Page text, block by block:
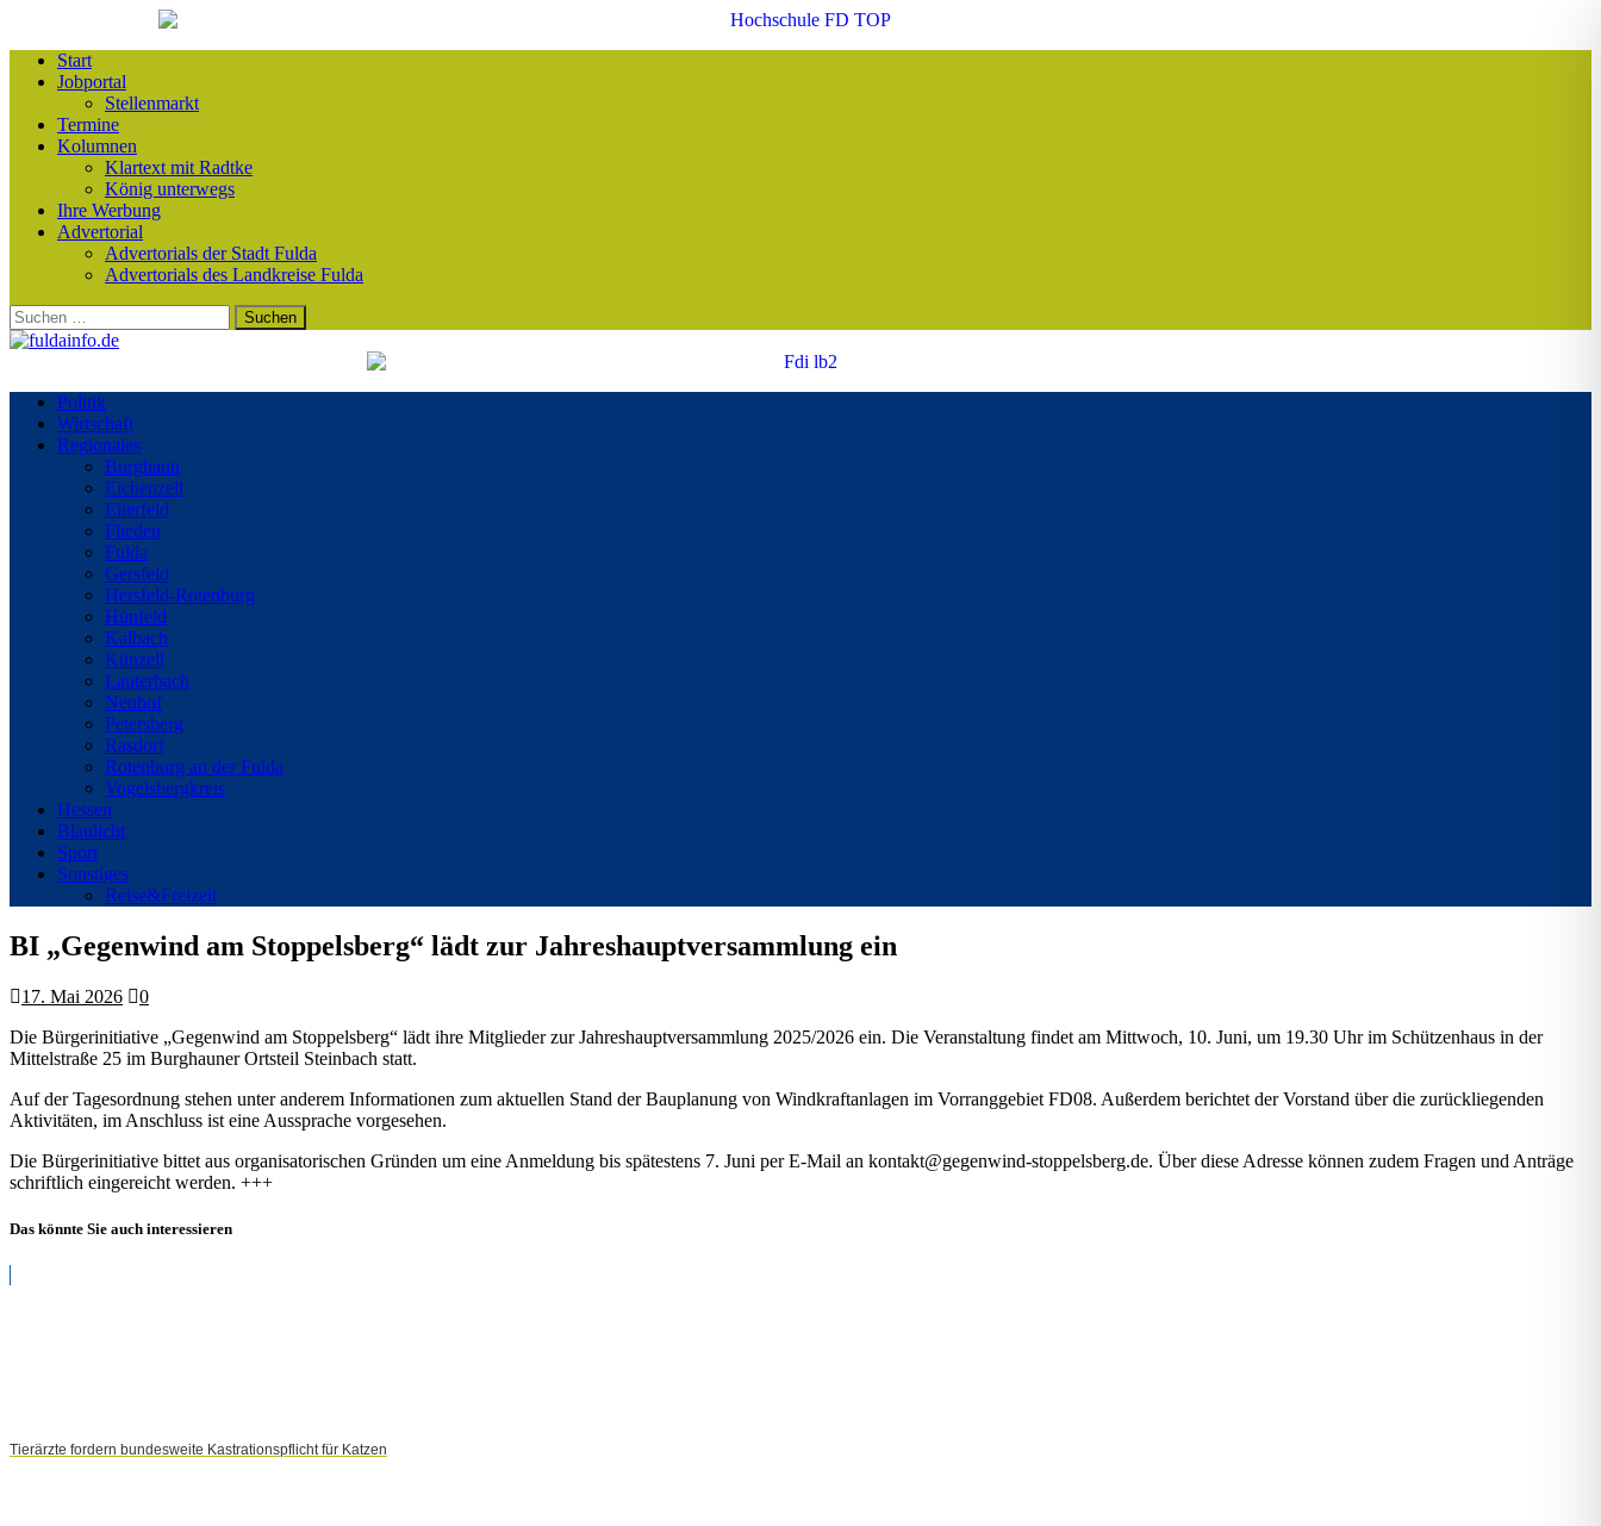
Start
Jobportal
Stellenmarkt
Termine
Kolumnen
Klartext mit Radtke
König unterwegs
Ihre Werbung
Advertorial
Advertorials der Stadt Fulda
Advertorials des Landkreise Fulda
Suchen
nach:
Politik
Wirtschaft
Regionales
Burghaun
Eichenzell
Eiterfeld
Flieden
Fulda
Gersfeld
Hersfeld-Rotenburg
Hünfeld
Kalbach
Künzell
Lauterbach
Neuhof
Petersberg
Rasdorf
Rotenburg an der Fulda
Vogelsbergkreis
Hessen
Blaulicht
Sport
Sonstiges
Reise&Freizeit
BI „Gegenwind am Stoppelsberg“ lädt zur Jahreshauptversammlung ein
17. Mai 2026
0
Die Bürgerinitiative „Gegenwind am Stoppelsberg“ lädt ihre Mitglieder zur Jahreshauptversammlung 2025/2026 ein. Die Veranstaltung findet am Mittwoch, 10. Juni, um 19.30 Uhr im Schützenhaus in der
Mittelstraße 25 im Burghauner Ortsteil Steinbach statt.
Auf der Tagesordnung stehen unter anderem Informationen zum aktuellen Stand der Bauplanung von Windkraftanlagen im Vorranggebiet FD08. Außerdem berichtet der Vorstand über die zurückliegenden
Aktivitäten, im Anschluss ist eine Aussprache vorgesehen.
Die Bürgerinitiative bittet aus organisatorischen Gründen um eine Anmeldung bis spätestens 7. Juni per E-Mail an kontakt@gegenwind-stoppelsberg.de. Über diese Adresse können zudem Fragen und Anträge
schriftlich eingereicht werden. +++
Das könnte Sie auch interessieren
Tierärzte fordern bundesweite Kastrationspflicht für Katzen